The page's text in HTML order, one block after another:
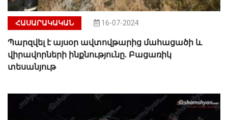
ՀԱՍԱՐԱԿԱԿԱՆ 16-07-2024
Պարզվել է այսօր ավտովթարից մահացածի և
վիրավորների ինքնությունը. Բացառիկ
տեսանյութ